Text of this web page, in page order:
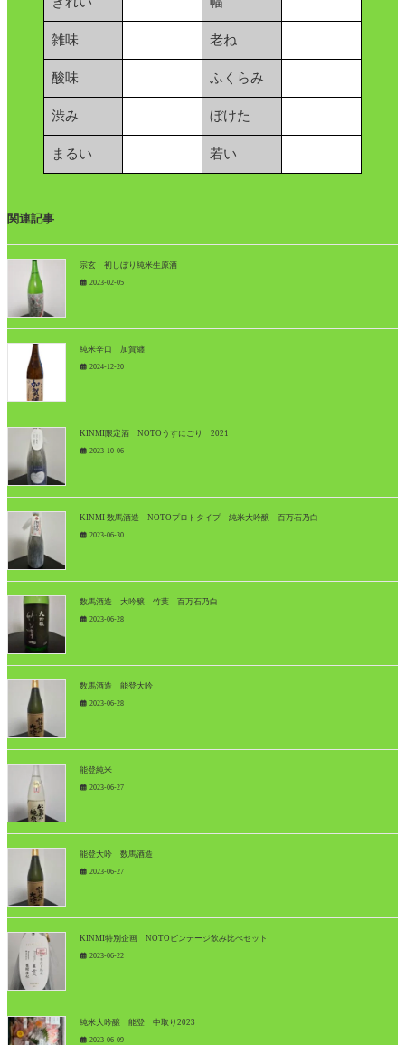
雑味 老ね
酸味 ふくらみ
渋み ぼけた
まるい 若い
関連記事
宗玄 初しぼり純米生原酒
2023-02-05
純米辛口 加賀纏
2024-12-20
KINMI限定酒 NOTOうすにごり 2021
2023-10-06
KINMI 数馬酒造 NOTOプロトタイプ 純米大吟醸 百万石乃白
2023-06-30
数馬酒造 大吟醸 竹葉 百万石乃白
2023-06-28
数馬酒造 能登大吟
2023-06-28
能登純米
2023-06-27
能登大吟 数馬酒造
2023-06-27
KINMI特別企画 NOTOビンテージ飲み比べセット
2023-06-22
純米大吟醸 能登 中取り2023
2023-06-09